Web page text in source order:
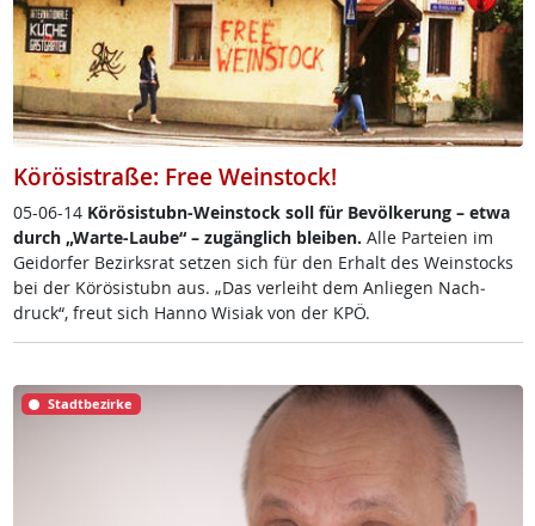
Körösistraße: Free Weinstock!
05-06-14 Körö­si­stubn-Wein­stock soll für Be­völ­ke­rung – et­wa
durch „War­te-Lau­be“ – zu­gäng­lich blei­ben. Al­le Par­tei­en im
Gei­dor­fer Be­zirks­rat set­zen sich für den Er­halt des Wein­stocks
bei der Körö­si­stubn aus. „Das ver­leiht dem An­lie­gen Nach­
druck“, freut sich Han­no Wi­siak von der KPÖ.
Stadtbezirke